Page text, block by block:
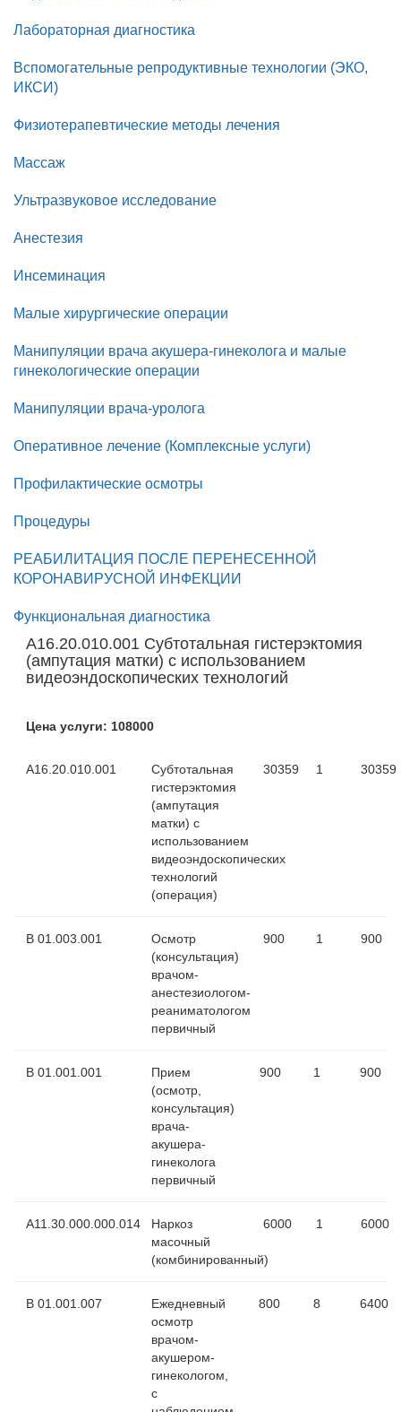
Лабораторная диагностика
Вспомогательные репродуктивные технологии (ЭКО,
ИКСИ)
Физиотерапевтические методы лечения
Массаж
Ультразвуковое исследование
Анестезия
Инсеминация
Малые хирургические операции
Манипуляции врача акушера-гинеколога и малые
гинекологические операции
Манипуляции врача-уролога
Оперативное лечение (Комплексные услуги)
Профилактические осмотры
Процедуры
РЕАБИЛИТАЦИЯ ПОСЛЕ ПЕРЕНЕСЕННОЙ
КОРОНАВИРУСНОЙ ИНФЕКЦИИ
Функциональная диагностика
А16.20.010.001 Субтотальная гистерэктомия
(ампутация матки) с использованием
видеоэндоскопических технологий
Цена услуги: 108000
А16.20.010.001
Субтотальная
гистерэктомия
(ампутация
матки) с
использованием
видеоэндоскопических
технологий
(операция)
30359 1 30359
B 01.003.001
Осмотр
(консультация)
врачом-
анестезиологом-
реаниматологом
первичный
900 1 900
B 01.001.001
Прием
(осмотр,
консультация)
врача-
акушера-
гинеколога
первичный
900 1 900
A11.30.000.000.014
Наркоз
масочный
(комбинированный)
6000 1 6000
B 01.001.007
Ежедневный
осмотр
врачом-
акушером-
гинекологом,
с
800 8 6400